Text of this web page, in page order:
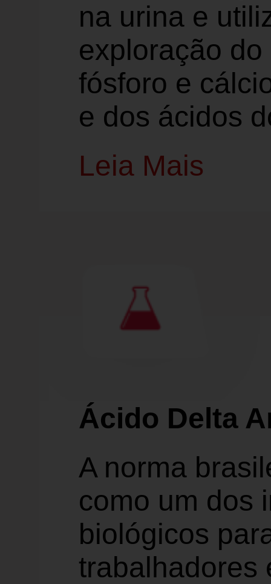
na urina e
exploração
fósforo e
e dos ácidos
Leia Mais
Ácido Delta
A norma
como um dos
biológicos
trabalhadores